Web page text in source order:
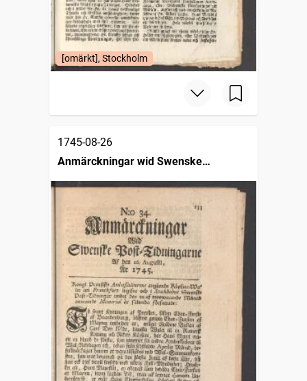
[omärkt], Stockholm
1745-08-26
Anmärckningar wid Swenske